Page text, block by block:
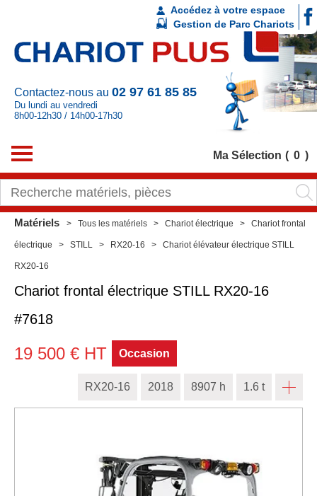
Contactez-nous au 02 97 61 85 85
Du lundi au vendredi
8h00-12h30 / 14h00-17h30
Accédez à votre espace
Gestion de Parc Chariots
Ma Sélection 0
Matériels Tous les matériels Chariot électrique Chariot frontal
électrique STILL RX20-16 Chariot élévateur électrique STILL
RX20-16
Chariot frontal électrique STILL RX20-16
#7618
19 500 € HT Occasion
RX20-16 2018 8907 h 1.6 t